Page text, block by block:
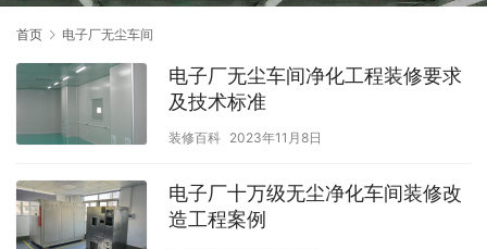
首页 电子厂无尘车间
电子厂无尘车间净化工程装修要求
及技术标准
装修百科 2023年11月8日
电子厂十万级无尘净化车间装修改
造工程案例